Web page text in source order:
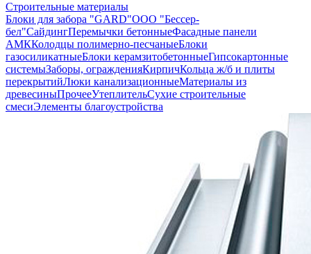
Строительные материалы
Блоки для забора "GARD"ООО "Бессер-
бел"СайдингПеремычки бетонныеФасадные панели
АМККолодцы полимерно-песчаныеБлоки
газосиликатныеБлоки керамзитобетонныеГипсокартонные
системыЗаборы, огражденияКирпичКольца ж/б и плиты
перекрытийЛюки канализационныеМатериалы из
древесиныПрочееУтеплительСухие строительные
смесиЭлементы благоустройства